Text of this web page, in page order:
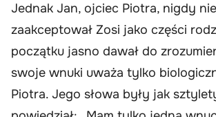
Jednak Jan, ojciec Piotra, nigdy nie
zaakceptował Zosi jako części
początku jasno dawał do
swoje wnuki uważa tylko
Piotra. Jego słowa były jak